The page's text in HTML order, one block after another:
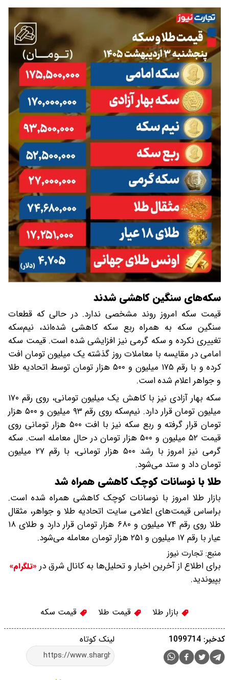
سکه‌های سنگین کاهشی شدند
قیمت سکه امروز روند مشخصی ندارد. در حالی که قطعات
سنگین سکه به همراه ربع سکه کاهشی شده‌اند، نیم‌سکه
تغییری نکرده و سکه گرمی نیز افزایشی شده است. قیمت سکه
امامی در مقایسه با معاملات روز گذشته یک میلیون تومان افت
کرده و با رقم ۱۷۵ میلیون و ۵۰۰ هزار تومان توسط اتحادیه طلا
و جواهر اعلام شده است.
سکه بهار آزادی نیز با کاهش یک میلیون تومانی، روی رقم ۱۷۰
میلیون تومان قرار دارد. نیم‌سکه روی رقم‌ ۹۳ میلیون و ۵۰۰ هزار
تومان قرار گرفته و ربع سکه نیز با افت ۵۰۰ هزار تومانی روی
قیمت ۵۲ میلیون و ۵۰۰ هزار تومان در حال معامله است. سکه
گرمی نیز امروز با رشد ۵۰۰ هزار تومانی، با رقم ۲۷ میلیون
تومان داد و ستد می‌شود.
طلا با نوسانات کوچک کاهشی همراه شد
بازار طلا امروز با نوسانات کوچک کاهشی همراه شده است.
براساس قیمت‌های اعلامی سایت اتحادیه طلا و جواهر، مثقال
طلا روی رقم ۷۴ میلیون و ۶۸۰ هزار تومان قرار دارد و طلای ۱۸
عیار با رقم ۱۷ میلیون و ۲۵۱ هزار تومان معامله می‌شود.
منبع: تجارت نیوز
برای اطلاع از آخرین اخبار و تحلیل‌ها به کانال شرق در «تلگرام»
بپیوندید.
بازار طلا قیمت طلا قیمت سکه
لینک کوتاه کدخبر: 1099714